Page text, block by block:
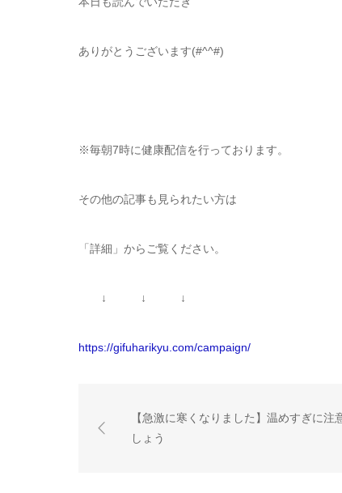
ありがとうございます(#^^#)
※毎朝7時に健康配信を行っております。
その他の記事も見られたい方は
「詳細」からご覧ください。
↓ ↓ ↓
https://gifuharikyu.com/campaign/
【急激に寒くなりました】温めすぎに注
しょう